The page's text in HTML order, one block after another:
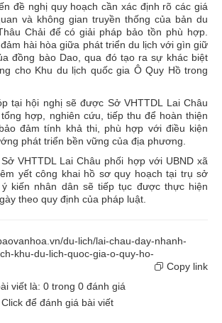
đề nghị quy hoạch cần xác định rõ các giá
và không gian truyền thống của bản du
Chải để có giải pháp bảo tồn phù hợp.
hài hòa giữa phát triển du lịch với gìn giữ
đồng bào Dao, qua đó tạo ra sự khác biệt
cho Khu du lịch quốc gia Ô Quy Hồ trong
tại hội nghị sẽ được Sở VHTTDL Lai Châu
hợp, nghiên cứu, tiếp thu để hoàn thiện
đảm tính khả thi, phù hợp với điều kiện
phát triển bền vững của địa phương.
VHTTDL Lai Châu phối hợp với UBND xã
yết công khai hồ sơ quy hoạch tại trụ sở
ý kiến nhân dân sẽ tiếp tục được thực hiện
theo quy định của pháp luật.
du-lich/lai-chau-day-nhanh-
khu-du-lich-quoc-gia-o-quy-ho-
Copy link
viết là: 0 trong 0 đánh giá
Click để đánh giá bài viết